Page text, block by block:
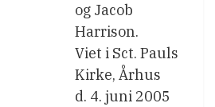
og Jacob
Harrison.
Viet i Sct. Pauls
Kirke, Århus
d. 4. juni 2005